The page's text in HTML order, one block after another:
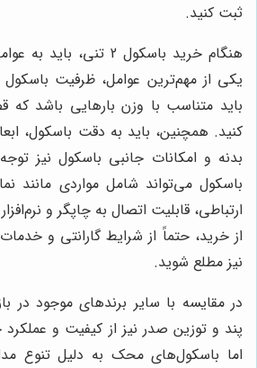
ثبت کنید.
هنگام خرید باسکول 2
یکی از مهم‌ترین عوامل، ظرفیت
باید متناسب با وزن بارهایی باشد که
کنید. همچنین، باید به دقت باسکول،
بدنه و امکانات جانبی باسکول نیز
ارتباطی، قابلیت اتصال به چاپگر و
از خرید، حتماً از شرایط گارانتی و
نیز مطلع شوید.
پند و توزین صدر نیز از کیفیت و
اما باسکول‌های محک به دلیل تنوع